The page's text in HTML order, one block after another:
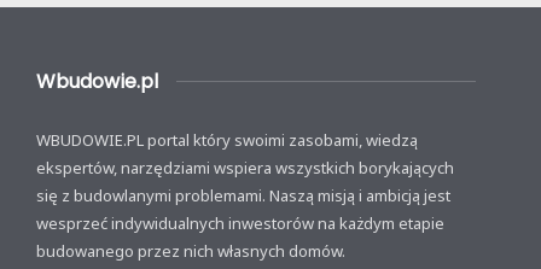
Wbudowie.pl
WBUDOWIE.PL portal który swoimi zasobami, wiedzą
ekspertów, narzędziami wspiera wszystkich borykających
się z budowlanymi problemami. Naszą misją i ambicją jest
wesprzeć indywidualnych inwestorów na każdym etapie
budowanego przez nich własnych domów.